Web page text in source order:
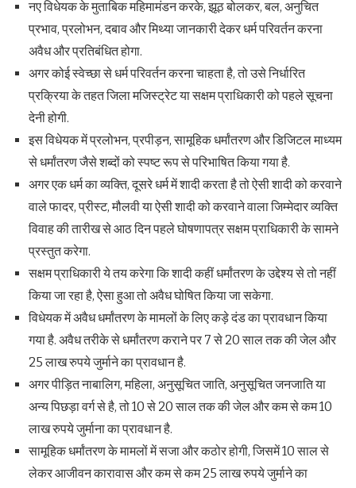
नए विधेयक के मुताबिक महिमामंडन करके, झूठ बोलकर, बल, अनुचित
प्रभाव, प्रलोभन, दबाव और मिथ्या जानकारी देकर धर्म परिवर्तन करना
अवैध और प्रतिबंधित होगा.
अगर कोई स्वेच्छा से धर्म परिवर्तन करना चाहता है, तो उसे निर्धारित
प्रक्रिया के तहत जिला मजिस्ट्रेट या सक्षम प्राधिकारी को पहले सूचना
देनी होगी.
इस विधेयक में प्रलोभन, प्रपीड़न, सामूहिक धर्मांतरण और डिजिटल माध्यम
से धर्मांतरण जैसे शब्दों को स्पष्ट रूप से परिभाषित किया गया है.
अगर एक धर्म का व्यक्ति, दूसरे धर्म में शादी करता है तो ऐसी शादी को करवाने
वाले फादर, प्रीस्ट, मौलवी या ऐसी शादी को करवाने वाला जिम्मेदार व्यक्ति
विवाह की तारीख से आठ दिन पहले घोषणापत्र सक्षम प्राधिकारी के सामने
प्रस्तुत करेगा.
सक्षम प्राधिकारी ये तय करेगा कि शादी कहीं धर्मांतरण के उद्देश्य से तो नहीं
किया जा रहा है, ऐसा हुआ तो अवैध घोषित किया जा सकेगा.
विधेयक में अवैध धर्मांतरण के मामलों के लिए कड़े दंड का प्रावधान किया
गया है. अवैध तरीके से धर्मांतरण कराने पर 7 से 20 साल तक की जेल और
25 लाख रुपये जुर्माने का प्रावधान है.
अगर पीड़ित नाबालिग, महिला, अनुसूचित जाति, अनुसूचित जनजाति या
अन्य पिछड़ा वर्ग से है, तो 10 से 20 साल तक की जेल और कम से कम 10
लाख रुपये जुर्माना का प्रावधान है.
सामूहिक धर्मांतरण के मामलों में सजा और कठोर होगी, जिसमें 10 साल से
लेकर आजीवन कारावास और कम से कम 25 लाख रुपये जुर्माने का